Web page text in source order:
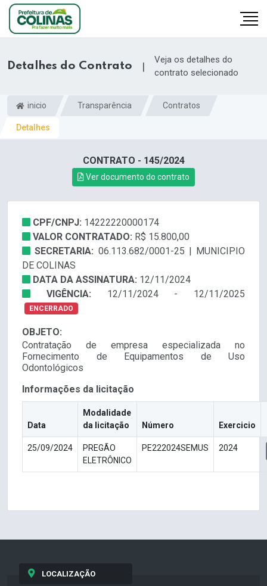
Detalhes do Contrato |
Veja os detalhes do
contrato selecionado
inicio Transparência Contratos
Detalhes
CONTRATO - 145/2024
Ver documento do contrato
CPF/CNPJ: 14222220000174
VALOR CONTRATADO: R$ 15.800,00
SECRETARIA: 06.113.682/0001-25 | MUNICIPIO
DE COLINAS
DATA DA ASSINATURA: 12/11/2024
VIGÊNCIA: 12/11/2024 - 12/11/2025
ENCERRADO
OBJETO:
Contratação de empresa especializada no
Fornecimento de Equipamentos de Uso
Odontológicos
Informações da licitação
Data
Modalidade
da licitação
Número Exercicio
25/09/2024
PREGÃO
ELETRÔNICO
PE222024SEMUS 2024
LOCALIZAÇÃO